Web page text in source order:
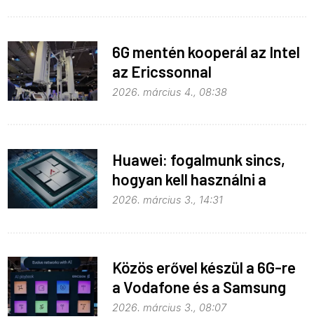
6G mentén kooperál az Intel
az Ericssonnal
2026. március 4., 08:38
Huawei: fogalmunk sincs,
hogyan kell használni a
mesterséges intelligenciát
2026. március 3., 14:31
Közös erővel készül a 6G-re
a Vodafone és a Samsung
2026. március 3., 08:07